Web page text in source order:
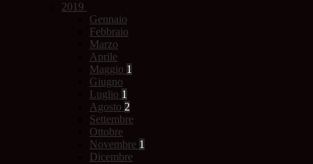
2019
Gennaio
Febbraio
Marzo
Aprile
Maggio 1
Giugno
Luglio 1
Agosto 2
Settembre
Ottobre
Novembre 1
Dicembre